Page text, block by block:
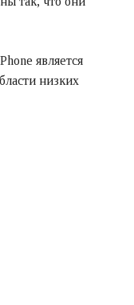
является
низких